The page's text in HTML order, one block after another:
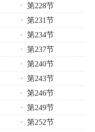
第228节
第231节
第234节
第237节
第240节
第243节
第246节
第249节
第252节